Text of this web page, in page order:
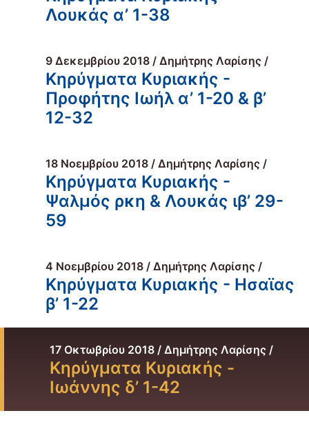
Λουκάς α’ 1-38
9 Δεκεμβρίου 2018 / Δημήτρης Λαρίσης /
Κηρύγματα Κυριακής -
Προφήτης Ιωήλ α’ 1-20 & β’
12-32
18 Νοεμβρίου 2018 / Δημήτρης Λαρίσης /
Κηρύγματα Κυριακής -
Ψαλμός ρκη & Λουκάς ιβ’ 29-
59
4 Νοεμβρίου 2018 / Δημήτρης Λαρίσης /
Κηρύγματα Κυριακής - Ησαϊας
β’ 1-22
17 Οκτωβρίου 2018 / Δημήτρης Λαρίσης /
Κηρύγματα Κυριακής -
Ιωάννης δ’ 1-42